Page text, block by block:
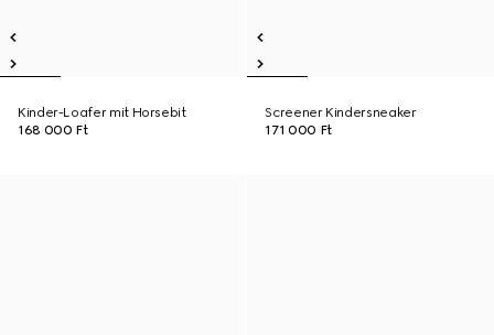
Kinder-Loafer mit Horsebit
168 000 Ft
Screener Kindersneaker
171 000 Ft